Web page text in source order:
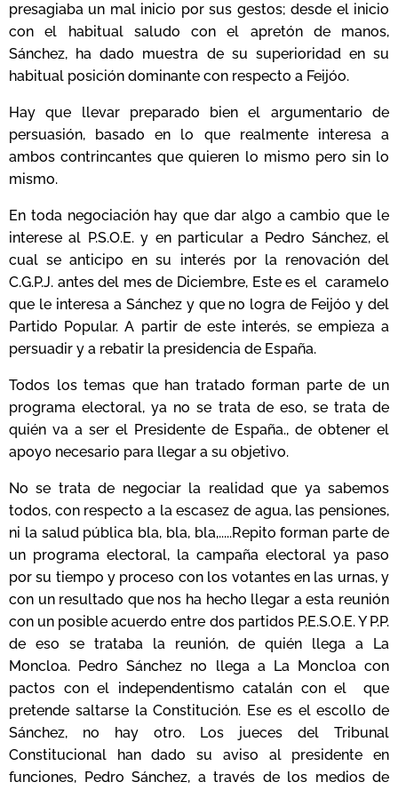
presagiaba un mal inicio por sus gestos; desde el inicio
con el habitual saludo con el apretón de manos,
Sánchez, ha dado muestra de su superioridad en su
habitual posición dominante con respecto a Feijóo.
Hay que llevar preparado bien el argumentario de
persuasión, basado en lo que realmente interesa a
ambos contrincantes que quieren lo mismo pero sin lo
mismo.
En toda negociación hay que dar algo a cambio que le
interese al P.S.O.E. y en particular a Pedro Sánchez, el
cual se anticipo en su interés por la renovación del
C.G.P.J. antes del mes de Diciembre, Este es el caramelo
que le interesa a Sánchez y que no logra de Feijóo y del
Partido Popular. A partir de este interés, se empieza a
persuadir y a rebatir la presidencia de España.
Todos los temas que han tratado forman parte de un
programa electoral, ya no se trata de eso, se trata de
quién va a ser el Presidente de España., de obtener el
apoyo necesario para llegar a su objetivo.
No se trata de negociar la realidad que ya sabemos
todos, con respecto a la escasez de agua, las pensiones,
ni la salud pública bla, bla, bla,.....Repito forman parte de
un programa electoral, la campaña electoral ya paso
por su tiempo y proceso con los votantes en las urnas, y
con un resultado que nos ha hecho llegar a esta reunión
con un posible acuerdo entre dos partidos P.E.S.O.E. Y P.P.
de eso se trataba la reunión, de quién llega a La
Moncloa. Pedro Sánchez no llega a La Moncloa con
pactos con el independentismo catalán con el que
pretende saltarse la Constitución. Ese es el escollo de
Sánchez, no hay otro. Los jueces del Tribunal
Constitucional han dado su aviso al presidente en
funciones, Pedro Sánchez, a través de los medios de